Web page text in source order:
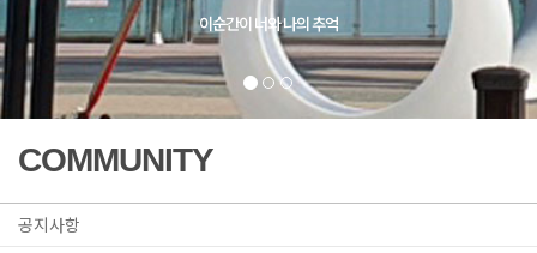
COMMUNITY
공지사항